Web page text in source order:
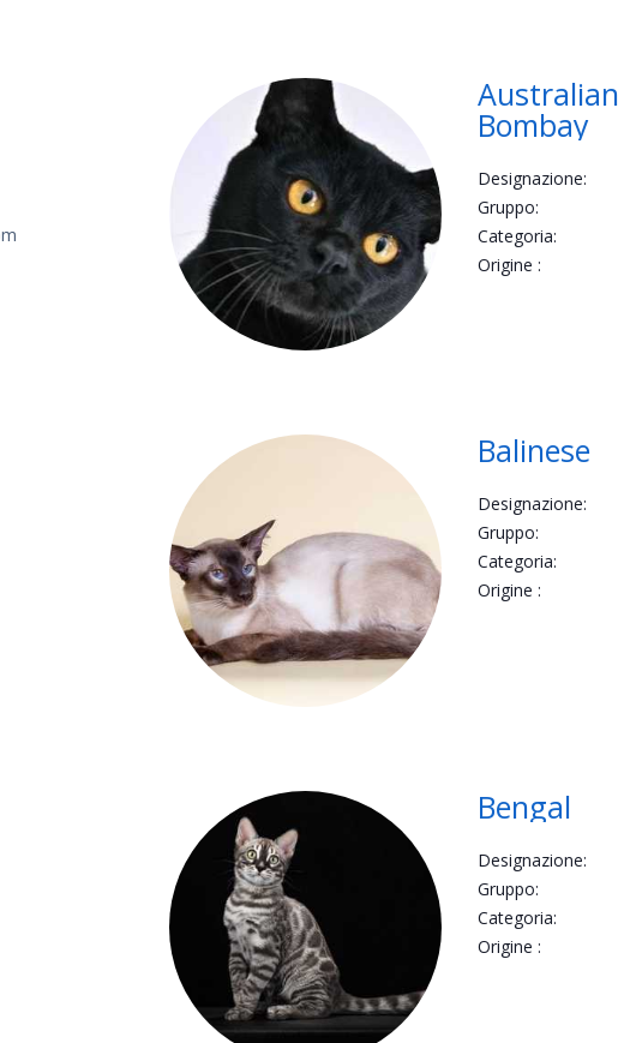
Australian
Bombay
Designazione:
Gruppo:
Categoria:
Origine :
Balinese
Designazione:
Gruppo:
Categoria:
Origine :
Bengal
Designazione:
Gruppo:
Categoria:
Origine :